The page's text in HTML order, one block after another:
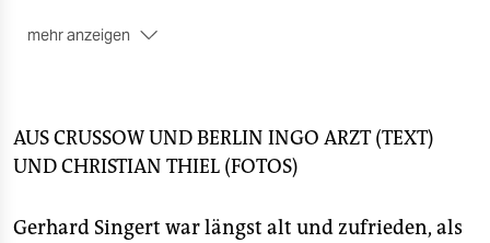
epaper login
mehr anzeigen
Schleswig-Holstein (3.228) und Nordrhein-Westfalen
(3.037). Die wenigsten Windanlagen stehen in den drei
Stadtstaaten Berlin, Hamburg und Bremen. In Berlin
AUS CRUSSOW UND BERLIN INGO ARZT(TEXT)
UNDCHRISTIAN THIEL (FOTOS)
Gerhard Singert war längst alt und zufrieden, als